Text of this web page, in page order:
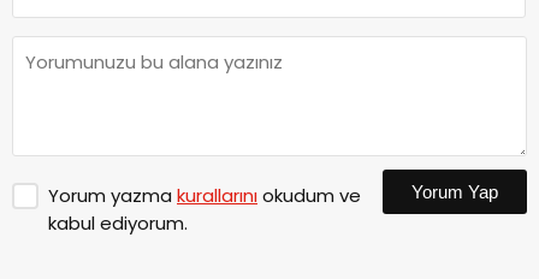
Yorum yazma kurallarınıokudum ve
kabul ediyorum.
Yorum Yap